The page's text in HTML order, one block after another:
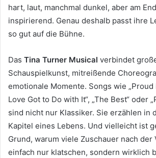
hart, laut, manchmal dunkel, aber am
inspirierend. Genau deshalb passt ihre
so gut auf die Bühne.
Das Tina Turner Musical verbindet
Schauspielkunst, mitreißende
emotionale Momente. Songs wie „Proud
Love Got to Do with It“, „The Best“ oder
sind nicht nur Klassiker. Sie erzählen in
Kapitel eines Lebens. Und vielleicht ist
Grund, warum viele Zuschauer nach
einfach nur klatschen, sondern wirklich